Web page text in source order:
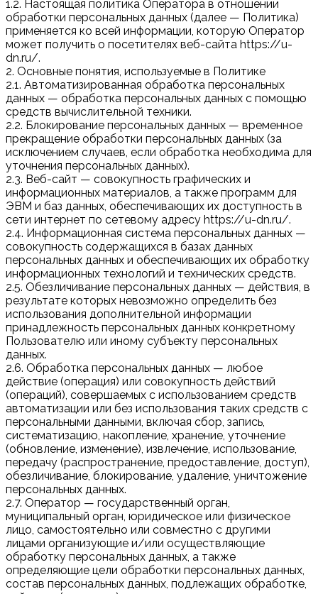
1.2. Настоящая политика Оператора в отношении
обработки персональных данных (далее — Политика)
применяется ко всей информации, которую Оператор
может получить о посетителях веб-сайта https://u-
dn.ru/.
2. Основные понятия, используемые в Политике
2.1. Автоматизированная обработка персональных
данных — обработка персональных данных с помощью
средств вычислительной техники.
2.2. Блокирование персональных данных — временное
прекращение обработки персональных данных (за
исключением случаев, если обработка необходима для
уточнения персональных данных).
2.3. Веб-сайт — совокупность графических и
информационных материалов, а также программ для
ЭВМ и баз данных, обеспечивающих их доступность в
сети интернет по сетевому адресу https://u-dn.ru/.
2.4. Информационная система персональных данных —
совокупность содержащихся в базах данных
персональных данных и обеспечивающих их обработку
информационных технологий и технических средств.
2.5. Обезличивание персональных данных — действия, в
результате которых невозможно определить без
использования дополнительной информации
принадлежность персональных данных конкретному
Пользователю или иному субъекту персональных
данных.
2.6. Обработка персональных данных — любое
действие (операция) или совокупность действий
(операций), совершаемых с использованием средств
автоматизации или без использования таких средств с
персональными данными, включая сбор, запись,
систематизацию, накопление, хранение, уточнение
(обновление, изменение), извлечение, использование,
передачу (распространение, предоставление, доступ),
обезличивание, блокирование, удаление, уничтожение
персональных данных.
2.7. Оператор — государственный орган,
муниципальный орган, юридическое или физическое
лицо, самостоятельно или совместно с другими
лицами организующие и/или осуществляющие
обработку персональных данных, а также
определяющие цели обработки персональных данных,
состав персональных данных, подлежащих обработке,